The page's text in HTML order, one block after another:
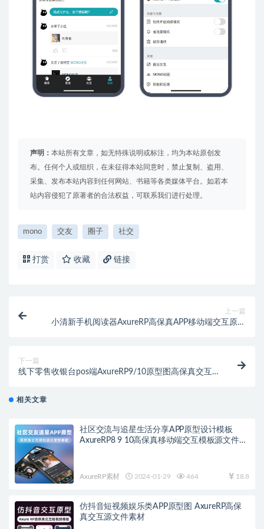
声明： 本站所有文章，如无特殊说明或标注，均为本站原创发
布。任何个人或组织，在未征得本站同意时，禁止复制、盗用、
采集、发布本站内容到任何网站、书籍等各类媒体平台。如若本
站内容侵犯了原著者的合法权益，可联系我们进行处理。
mono 交友 圈子 社交
打赏 收藏 链接
上一篇
小清新手机阅读器AxureRP高保真APP移动端交互原型
下一篇
线下零售收银台pos端AxureRP9/10原型图高保真交互
相关文章
社区交流与追星生活分享APP原型设计模板
AxureRP8 9 10高保真移动端交互模板源文件可
AxureRP素材 2024-01-29 464 18.8
仿抖音短视频娱乐类APP原型图 AxureRP高保
真交互源文件素材